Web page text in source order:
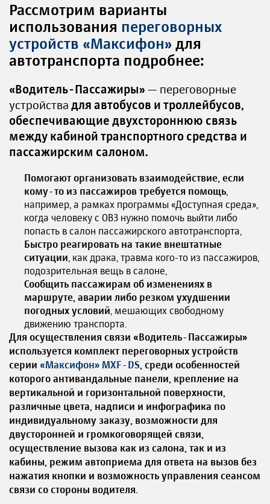
Рассмотрим варианты
использования переговорных
устройств «Максифон» для
автотранспорта подробнее:
«Водитель-Пассажиры» — переговорные
устройства для автобусов и троллейбусов,
обеспечивающие двухстороннюю связь
между кабиной транспортного средства и
пассажирским салоном.
Помогают организовать взаимодействие, если
кому-то из пассажиров требуется помощь,
например, а рамках программы «Доступная среда»,
когда человеку с ОВЗ нужно помочь выйти либо
попасть в салон пассажирского автотранспорта,
Быстро реагировать на такие внештатные
ситуации, как драка, травма кого-то из пассажиров,
подозрительная вещь в салоне,
Сообщить пассажирам об изменениях в
маршруте, аварии либо резком ухудшении
погодных условий, мешающих свободному
движению транспорта.
Для осуществления связи «Водитель-Пассажиры»
используется комплект переговорных устройств
серии «Максифон» MXF-DS, среди особенностей
которого антивандальные панели, крепление на
вертикальной и горизонтальной поверхности,
различные цвета, надписи и инфографика по
индивидуальному заказу, возможности для
двусторонней и громкоговорящей связи,
осуществление вызова как из салона, так и из
кабины, режим автоприема для ответа на вызов без
нажатия кнопки и возможность управления сеансом
связи со стороны водителя.